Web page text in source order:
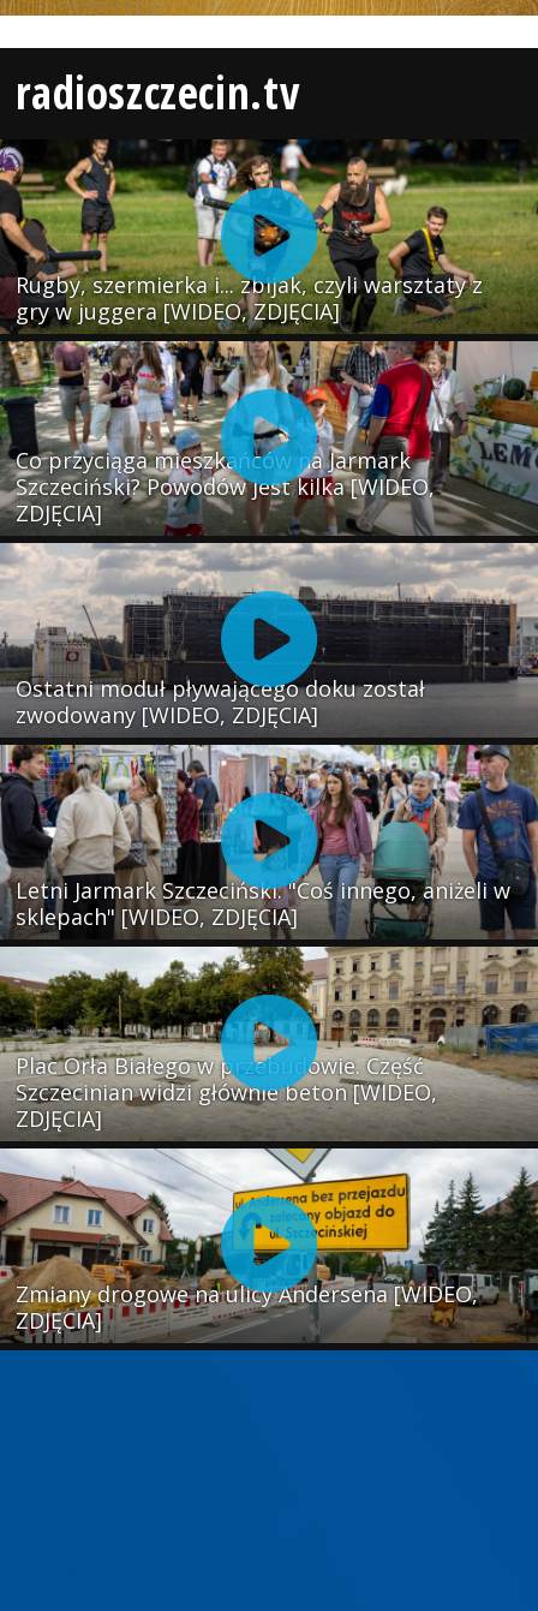
radioszczecin.tv
Rugby, szermierka i... zbijak, czyli warsztaty z
gry w juggera [WIDEO, ZDJĘCIA]
Co przyciąga mieszkańców na Jarmark
Szczeciński? Powodów jest kilka [WIDEO,
ZDJĘCIA]
Ostatni moduł pływającego doku został
zwodowany [WIDEO, ZDJĘCIA]
Letni Jarmark Szczeciński. "Coś innego, aniżeli w
sklepach" [WIDEO, ZDJĘCIA]
Plac Orła Białego w przebudowie. Część
Szczecinian widzi głównie beton [WIDEO,
ZDJĘCIA]
Zmiany drogowe na ulicy Andersena [WIDEO,
ZDJĘCIA]